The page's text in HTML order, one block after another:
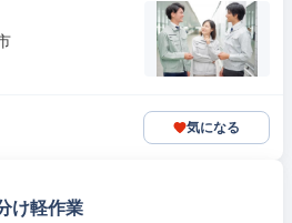
気になる
け軽作業